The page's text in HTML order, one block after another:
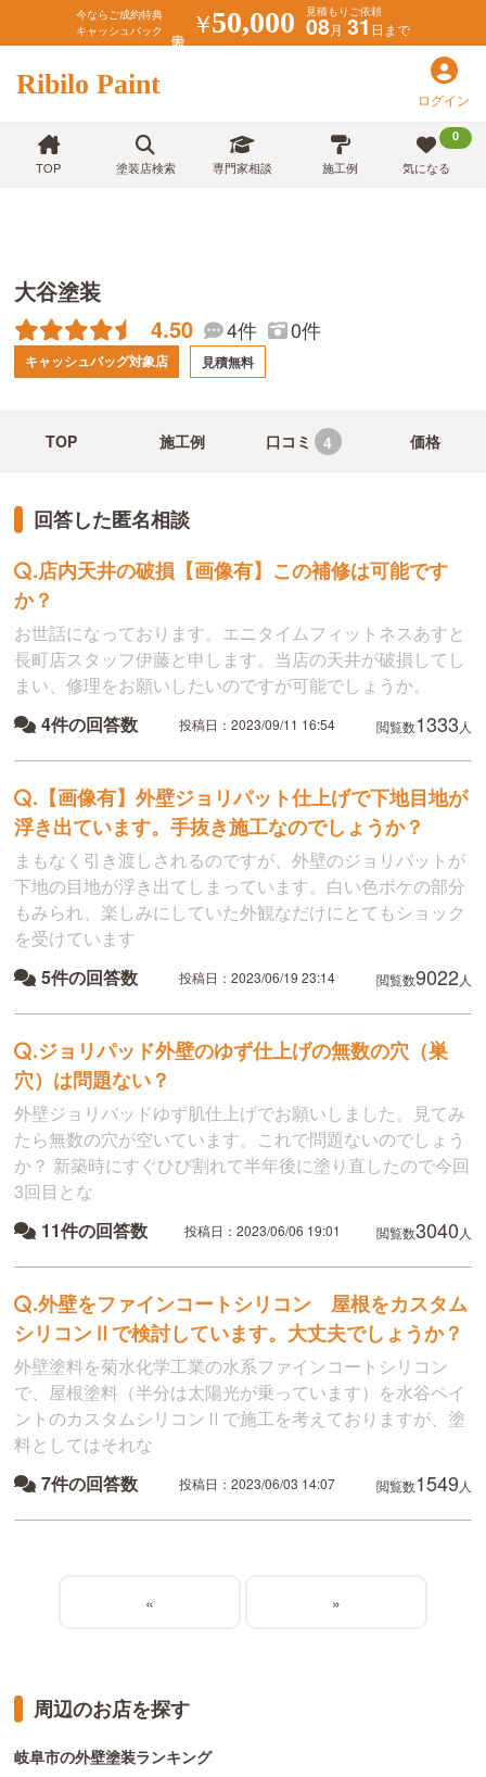
今ならご成約特典
キャッシュバック
￥50,000 見積もりご依頼
08月 31日まで
Ribilo Paint ログイン
TOP 塗装店検索 専門家相談 施工例
0
気になる
大谷塗装
4.50 4件 0件
キャッシュバッグ対象店 見積無料
TOP 施工例 口コミ 4 価格
回答した匿名相談
.店内天井の破損【画像有】この補修は可能です
か？
お世話になっております。エニタイムフィットネスあすと
長町店スタッフ伊藤と申します。当店の天井が破損してし
まい、修理をお願いしたいのですが可能でしょうか。
4件の回答数 投稿日：2023/09/11 16:54 閲覧数1333 人
. 【画像有】外壁ジョリパット仕上げで下地目地が
浮き出ています。手抜き施工なのでしょうか？
まもなく引き渡しされるのですが、外壁のジョリパットが
下地の目地が浮き出てしまっています。白い色ボケの部分
もみられ、楽しみにしていた外観なだけにとてもショック
を受けています
5件の回答数 投稿日：2023/06/19 23:14 閲覧数9022人
.ジョリパッド外壁のゆず仕上げの無数の穴（巣
穴）は問題ない？
外壁ジョリバッドゆず肌仕上げでお願いしました。見てみ
たら無数の穴が空いています。これで問題ないのでしょう
か？ 新築時にすぐひび割れて半年後に塗り直したので今回
3回目とな
11件の回答数 投稿日：2023/06/06 19:01 閲覧数3040 人
.外壁をファインコートシリコン 屋根をカスタム
シリコンⅡで検討しています。大丈夫でしょうか？
外壁塗料を菊水化学工業の水系ファインコートシリコン
で、屋根塗料（半分は太陽光が乗っています）を水谷ペイ
ントのカスタムシリコンⅡで施工を考えておりますが、塗
料としてはそれな
7件の回答数 投稿日：2023/06/03 14:07 閲覧数1549 人
« »
周辺のお店を探す
岐阜市の外壁塗装ランキング